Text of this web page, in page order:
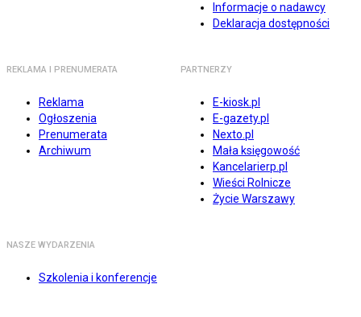
Informacje o nadawcy
Deklaracja dostępności
REKLAMA I PRENUMERATA
Reklama
Ogłoszenia
Prenumerata
Archiwum
PARTNERZY
E-kiosk.pl
E-gazety.pl
Nexto.pl
Mała księgowość
Kancelarierp.pl
Wieści Rolnicze
Życie Warszawy
NASZE WYDARZENIA
Szkolenia i konferencje